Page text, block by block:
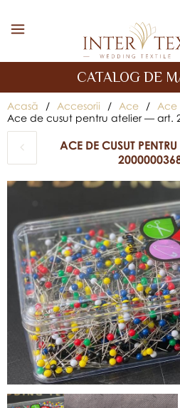
CATALOG DE
Acasă / Accesorii / Ace / Ace
Ace de cusut pentru atelier — art.
ACE DE CUSUT